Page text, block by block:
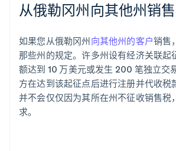
从俄勒冈州向其他州销售
如果您从俄勒冈州向其他州的客户销售
那些州的规定。许多州设有经济关联起
额达到 10 万美元或发生 200 笔独立交
方在达到该起征点后进行注册并代收税
并不会仅仅因为其所在州不征收销售税
求。